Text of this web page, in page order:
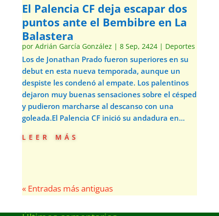
El Palencia CF deja escapar dos
puntos ante el Bembibre en La
Balastera
por Adrián García González | 8 Sep, 2424| Deportes
Los de Jonathan Prado fueron superiores en su
debut en esta nueva temporada, aunque un
despiste les condenó al empate. Los palentinos
dejaron muy buenas sensaciones sobre el césped
y pudieron marcharse al descanso con una
goleada.El Palencia CF inició su andadura en...
leer más
« Entradas más antiguas